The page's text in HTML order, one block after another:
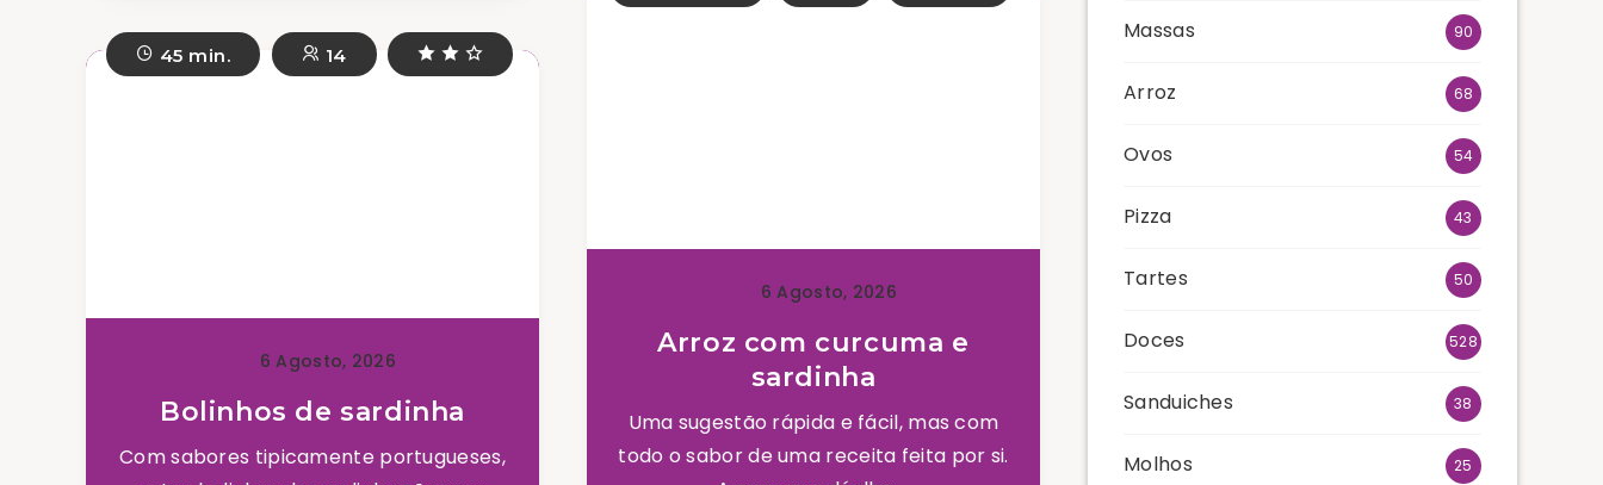
45 min. 14
6 Agosto, 2026
Bolinhos de sardinha
Com sabores tipicamente portugueses,
6 Agosto, 2026
Arroz com curcuma e
sardinha
Uma sugestão rápida e fácil, mas com
todo o sabor de uma receita feita por si.
Massas 90
Arroz 68
Ovos 54
Pizza 43
Tartes 50
Doces 528
Sanduiches 38
Molhos 25